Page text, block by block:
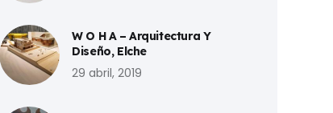
W O H A – Arquitectura Y
Diseño, Elche
29 abril, 2019